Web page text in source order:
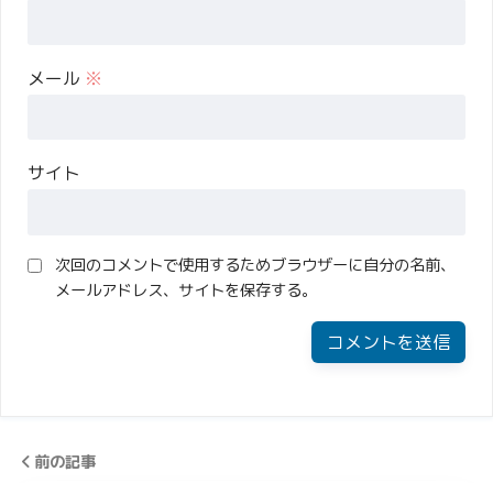
メール ※
サイト
次回のコメントで使用するためブラウザーに自分の名前、
メールアドレス、サイトを保存する。
前の記事